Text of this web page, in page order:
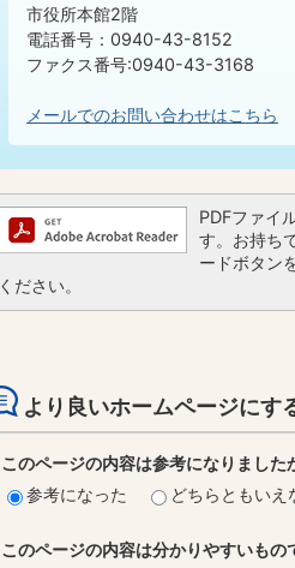
市役所本館2階
電話番号：0940-43-8152
ファクス番号:0940-43-3168
メールでのお問い合わせはこちら
PDFファイ
す。お持ち
ードボタン
ください。
より良いホームページにす
このページの内容は参考になりました
参考になった
どちらともいえ
このページの内容は分かりやすいもの